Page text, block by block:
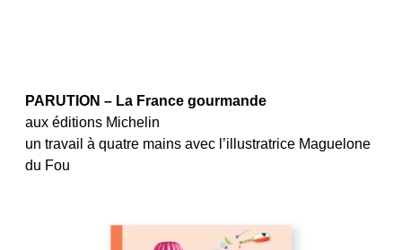
PARUTION – La France gourmande
aux éditions Michelin
un travail à quatre mains avec l’illustratrice Maguelone
du Fou